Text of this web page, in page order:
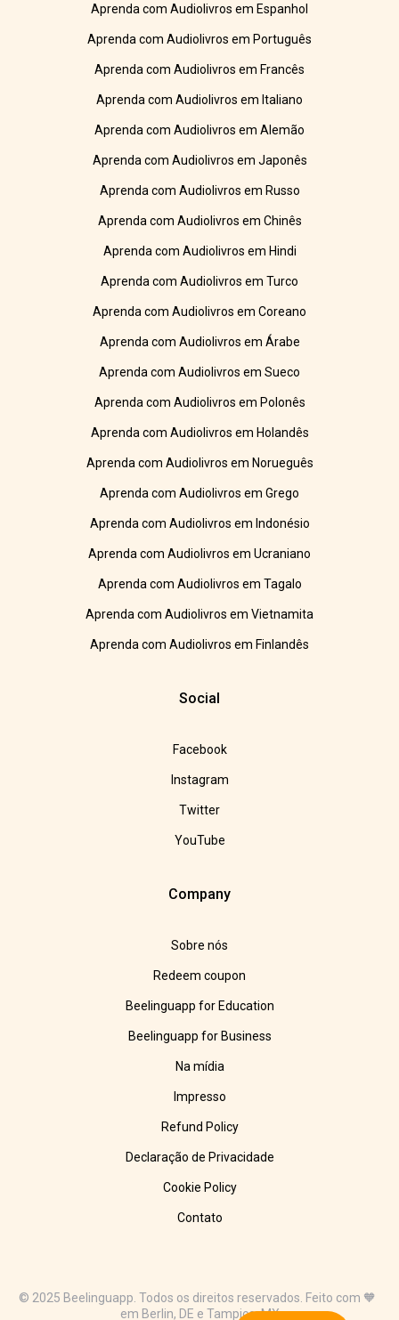
Aprenda com Audiolivros em Espanhol
Aprenda com Audiolivros em Português
Aprenda com Audiolivros em Francês
Aprenda com Audiolivros em Italiano
Aprenda com Audiolivros em Alemão
Aprenda com Audiolivros em Japonês
Aprenda com Audiolivros em Russo
Aprenda com Audiolivros em Chinês
Aprenda com Audiolivros em Hindi
Aprenda com Audiolivros em Turco
Aprenda com Audiolivros em Coreano
Aprenda com Audiolivros em Árabe
Aprenda com Audiolivros em Sueco
Aprenda com Audiolivros em Polonês
Aprenda com Audiolivros em Holandês
Aprenda com Audiolivros em Norueguês
Aprenda com Audiolivros em Grego
Aprenda com Audiolivros em Indonésio
Aprenda com Audiolivros em Ucraniano
Aprenda com Audiolivros em Tagalo
Aprenda com Audiolivros em Vietnamita
Aprenda com Audiolivros em Finlandês
Social
Facebook
Instagram
Twitter
YouTube
Company
Sobre nós
Redeem coupon
Beelinguapp for Education
Beelinguapp for Business
Na mídia
Impresso
Refund Policy
Declaração de Privacidade
Cookie Policy
Contato
© 2025 Beelinguapp. Todos os direitos reservados. Feito com 🧡
em Berlin, DE e Tampico, MX